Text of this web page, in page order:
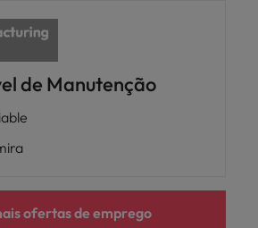
de Manutenção
ofertas de emprego